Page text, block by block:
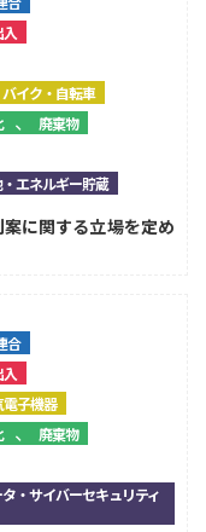
イク・自転車
、廃棄物
エネルギー貯蔵
に関する立場を定め
合
子機器
、廃棄物
・サイバーセキュリティ